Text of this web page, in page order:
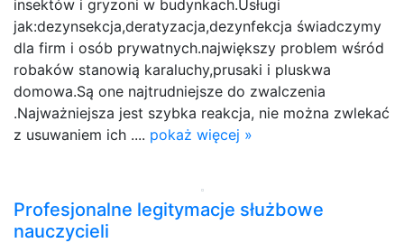
insektów i gryzoni w budynkach.Usługi
jak:dezynsekcja,deratyzacja,dezynfekcja świadczymy
dla firm i osób prywatnych.największy problem wśród
robaków stanowią karaluchy,prusaki i pluskwa
domowa.Są one najtrudniejsze do zwalczenia
.Najważniejsza jest szybka reakcja, nie można zwlekać
z usuwaniem ich .... pokaż więcej »
Profesjonalne legitymacje służbowe
nauczycieli